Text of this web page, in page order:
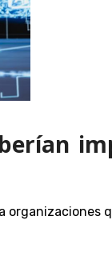
organizaciones